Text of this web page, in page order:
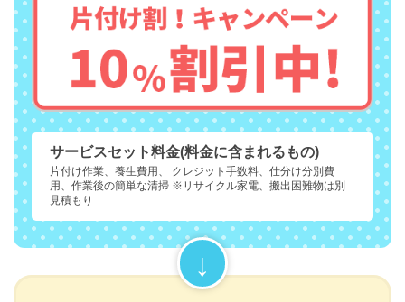
サービスセット料金(料金に含まれるもの)
片付け作業、養生費用、 クレジット手数料、仕分け分別費
用、作業後の簡単な清掃 ※リサイクル家電、搬出困難物は別
見積もり